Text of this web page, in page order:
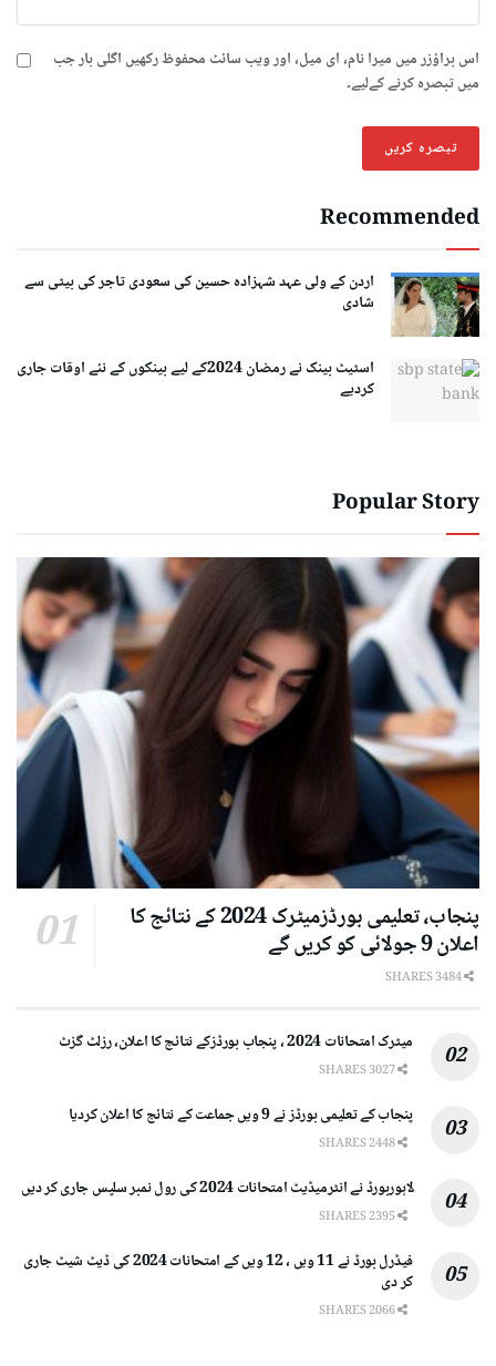
اس براؤزر میں میرا نام، ای میل، اور ویب سائٹ محفوظ رکھیں اگلی بار جب
میں تبصرہ کرنے کےلیے۔
Recommended
اردن کے ولی عہد شہزادہ حسین کی سعودی تاجر کی بیٹی سے
شادی
اسٹیٹ بینک نے رمضان 2024کے لیے بینکوں کے نئے اوقات جاری
کردیے
Popular Story
پنجاب، تعلیمی بورڈزمیٹرک 2024 کے نتائج کا
اعلان 9 جولائی کو کریں گے
میٹرک امتحانات 2024 ، پنجاب بورڈزکے نتائج کا اعلان، رزلٹ گزٹ
پنجاب کے تعلیمی بورڈز نے 9 ویں جماعت کے نتائج کا اعلان کردیا
لاہوربورڈ نے انٹرمیڈیٹ امتحانات 2024 کی رول نمبر سلپس جاری کر دیں
فیڈرل بورڈ نے 11 ویں ، 12 ویں کے امتحانات 2024 کی ڈیٹ شیٹ جاری
کر دی